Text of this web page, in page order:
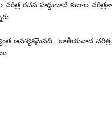
చరిత్ర రచన హద్దుదాటి కులాల
ఆవశ్యకమైనది. ‘జాతీయవాద చరిత్ర